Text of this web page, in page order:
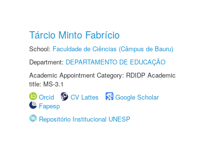
Tárcio Minto Fabrício
School: Faculdade de Ciências (Câmpus de Bauru)
Department: DEPARTAMENTO DE EDUCAÇÃO
Academic Appointment Category: RDIDP Academic
title: MS-3.1
Orcid
CV Lattes
Google Scholar
Fapesp
Repositório Institucional UNESP